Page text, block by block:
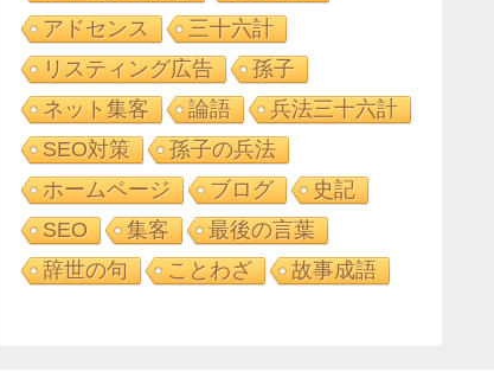
アドセンス
三十六計
リスティング広告
孫子
ネット集客
論語
兵法三十六計
SEO対策
孫子の兵法
ホームページ
ブログ
史記
SEO
集客
最後の言葉
辞世の句
ことわざ 故事成語